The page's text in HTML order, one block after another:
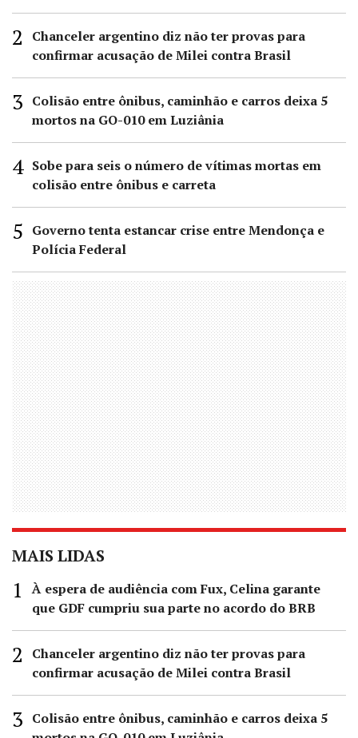
Chanceler argentino diz não ter provas para
confirmar acusação de Milei contra Brasil
Colisão entre ônibus, caminhão e carros deixa 5
mortos na GO-010 em Luziânia
Sobe para seis o número de vítimas mortas em
colisão entre ônibus e carreta
Governo tenta estancar crise entre Mendonça e
Polícia Federal
MAIS LIDAS
À espera de audiência com Fux, Celina garante
que GDF cumpriu sua parte no acordo do BRB
Chanceler argentino diz não ter provas para
confirmar acusação de Milei contra Brasil
Colisão entre ônibus, caminhão e carros deixa 5